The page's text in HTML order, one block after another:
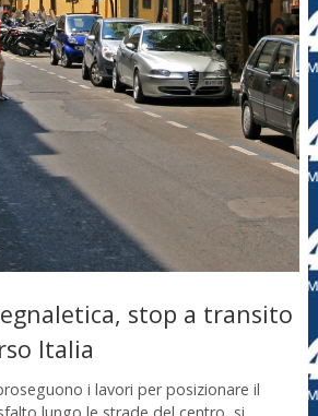
stop a transito
Italia
i lavori per posizionare il